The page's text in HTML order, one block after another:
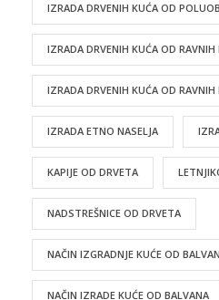
IZRADA DRVENIH KUĆA OD
IZRADA DRVENIH KUĆA OD RAVNIH
IZRADA DRVENIH KUĆA OD
IZRADA ETNO NASELJA
KAPIJE OD DRVETA
NADSTREŠNICE OD DRVETA
NAČIN IZGRADNJE KUĆE OD
NAČIN IZRADE KUĆE OD BALVANA